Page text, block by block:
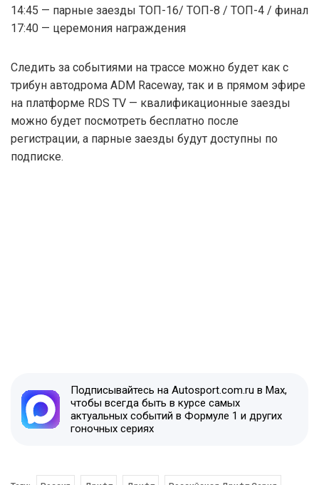
14:45 — парные заезды ТОП-16/ ТОП-8 / ТОП-4 / финал
17:40 — церемония награждения
Следить за событиями на трассе можно будет как с
трибун автодрома ADM Raceway, так и в прямом эфире
на платформе RDS TV — квалификационные заезды
можно будет посмотреть бесплатно после
регистрации, а парные заезды будут доступны по
подписке.
Подписывайтесь на Autosport.com.ru в Max,
чтобы всегда быть в курсе самых
актуальных событий в Формуле 1 и других
гоночных сериях